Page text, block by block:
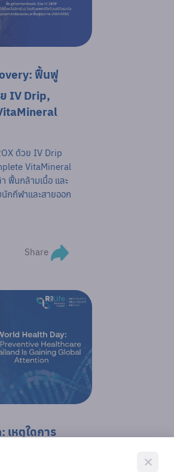
ฟื้นฟู
IV Drip,
ด้วย IV Drip
VitaMineral
ฟื้นกล้ามเนื้อ และ
กกีฬาและสายออก
Share
เหตุใดการ